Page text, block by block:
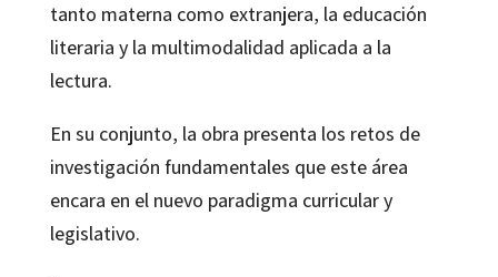
tanto materna como extranjera, la educación
literaria y la multimodalidad aplicada a la
lectura.
En su conjunto, la obra presenta los retos de
investigación fundamentales que este área
encara en el nuevo paradigma curricular y
legislativo.